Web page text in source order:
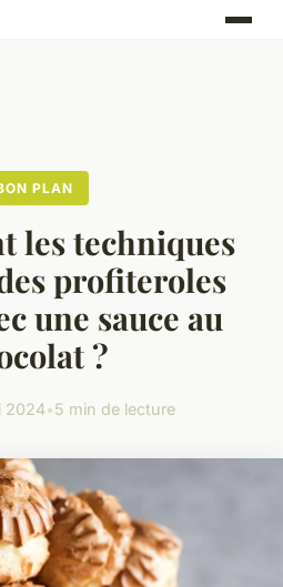
PLAN
les techniques
profiteroles
une sauce au
?
2024•5 min de lecture